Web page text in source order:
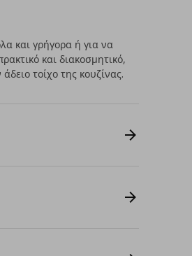
και γρήγορα ή για να
και διακοσμητικό,
τοίχο της κουζίνας.